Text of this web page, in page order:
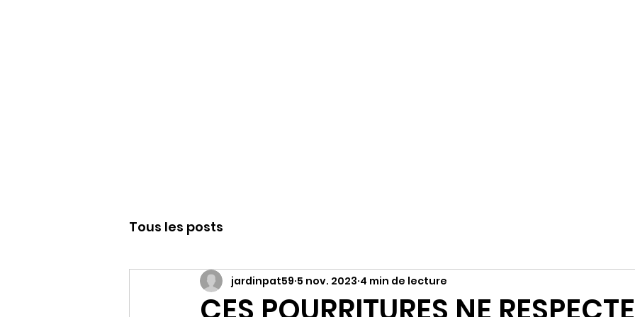
Tous les posts
jardinpat59 5 nov. 2023 4 min de lecture